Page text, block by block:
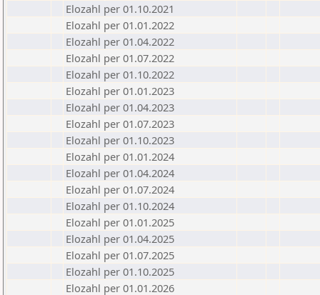
Elozahl per 01.10.2021
Elozahl per 01.01.2022
Elozahl per 01.04.2022
Elozahl per 01.07.2022
Elozahl per 01.10.2022
Elozahl per 01.01.2023
Elozahl per 01.04.2023
Elozahl per 01.07.2023
Elozahl per 01.10.2023
Elozahl per 01.01.2024
Elozahl per 01.04.2024
Elozahl per 01.07.2024
Elozahl per 01.10.2024
Elozahl per 01.01.2025
Elozahl per 01.04.2025
Elozahl per 01.07.2025
Elozahl per 01.10.2025
Elozahl per 01.01.2026